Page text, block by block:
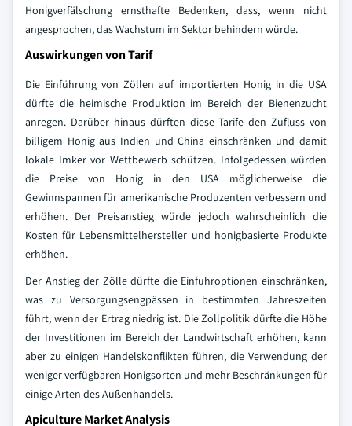
Honigverfälschung ernsthafte Bedenken, dass, wenn nicht
angesprochen, das Wachstum im Sektor behindern würde.
Auswirkungen von Tarif
Die Einführung von Zöllen auf importierten Honig in die USA
dürfte die heimische Produktion im Bereich der Bienenzucht
anregen. Darüber hinaus dürften diese Tarife den Zufluss von
billigem Honig aus Indien und China einschränken und damit
lokale Imker vor Wettbewerb schützen. Infolgedessen würden
die Preise von Honig in den USA möglicherweise die
Gewinnspannen für amerikanische Produzenten verbessern und
erhöhen. Der Preisanstieg würde jedoch wahrscheinlich die
Kosten für Lebensmittelhersteller und honigbasierte Produkte
erhöhen.
Der Anstieg der Zölle dürfte die Einfuhroptionen einschränken,
was zu Versorgungsengpässen in bestimmten Jahreszeiten
führt, wenn der Ertrag niedrig ist. Die Zollpolitik dürfte die Höhe
der Investitionen im Bereich der Landwirtschaft erhöhen, kann
aber zu einigen Handelskonflikten führen, die Verwendung der
weniger verfügbaren Honigsorten und mehr Beschränkungen für
einige Arten des Außenhandels.
Apiculture Market Analysis